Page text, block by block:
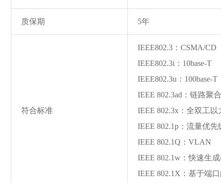
质保期 5年
符合标准
IEEE802.3：CSMA/CD
IEEE802.3i：10base-T
IEEE802.3u：100base-T
IEEE 802.3ad：链路聚
IEEE 802.3x：全双工
IEEE 802.1p：流量优先
IEEE 802.1Q：VLAN
IEEE 802.1w：快速生
IEEE 802.1X：基于端